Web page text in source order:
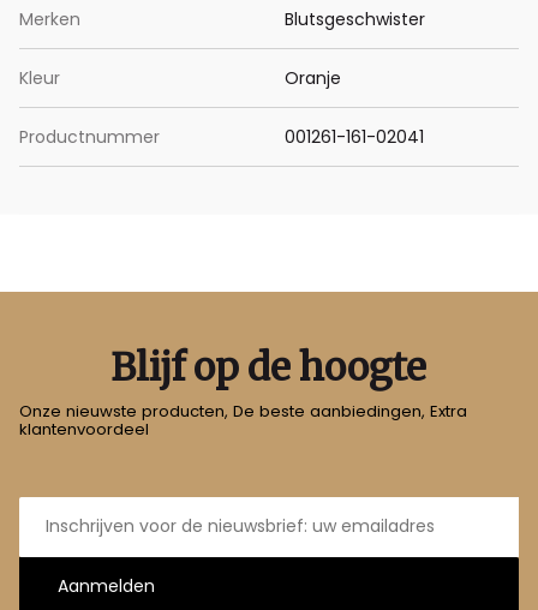
Merken Blutsgeschwister
Kleur Oranje
Productnummer 001261-161-02041
Blijf op de hoogte
Onze nieuwste producten, De beste aanbiedingen, Extra
klantenvoordeel
E-
mailadres
Aanmelden